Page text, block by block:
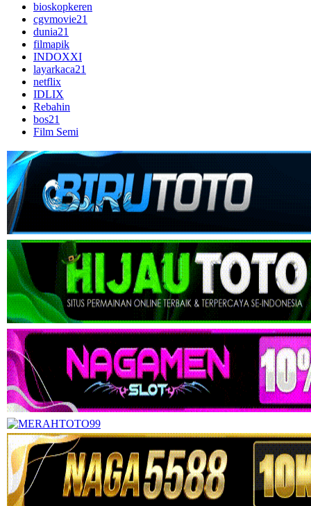
bioskopkeren
cgvmovie21
dunia21
filmapik
INDOXXI
layarkaca21
netflix
IDLIX
Rebahin
bos21
Film Semi